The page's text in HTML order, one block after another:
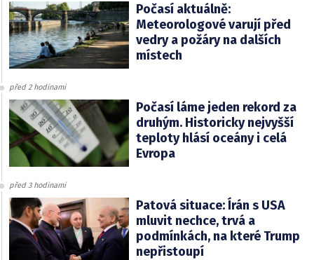
Počasí aktuálně:
Meteorologové varují před
vedry a požáry na dalších
místech
před 2 hodinami
Počasí láme jeden rekord za
druhým. Historicky nejvyšší
teploty hlásí oceány i celá
Evropa
před 3 hodinami
Patová situace: Írán s USA
mluvit nechce, trvá a
podmínkách, na které Trump
nepřistoupí